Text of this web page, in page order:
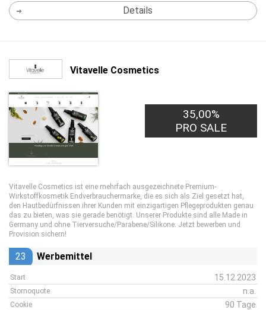
Details
Vitavelle Cosmetics
35,00%
PRO SALE
Vitavelle Cosmetics ist eine mehrfach ausgezeichnete Premium-
Wirkstoffkosmetik Endverbrauchermarke, die es sich als Ziel gesetzt hat,
den Hautbedürfnissen ihrer Kunden mit einzigartigen Pflegeprodukten genau
das zu bieten, was sie gerade benötigt. Unserer Produkte sind alle Made in
Germany und ohne Tierversuche/Parabene/Silikone. Jetzt bewerben und
Provision sichern!
23 Werbemittel
Start 15.12.2023
Stornoquote n.a.
Cookie 90 Tage